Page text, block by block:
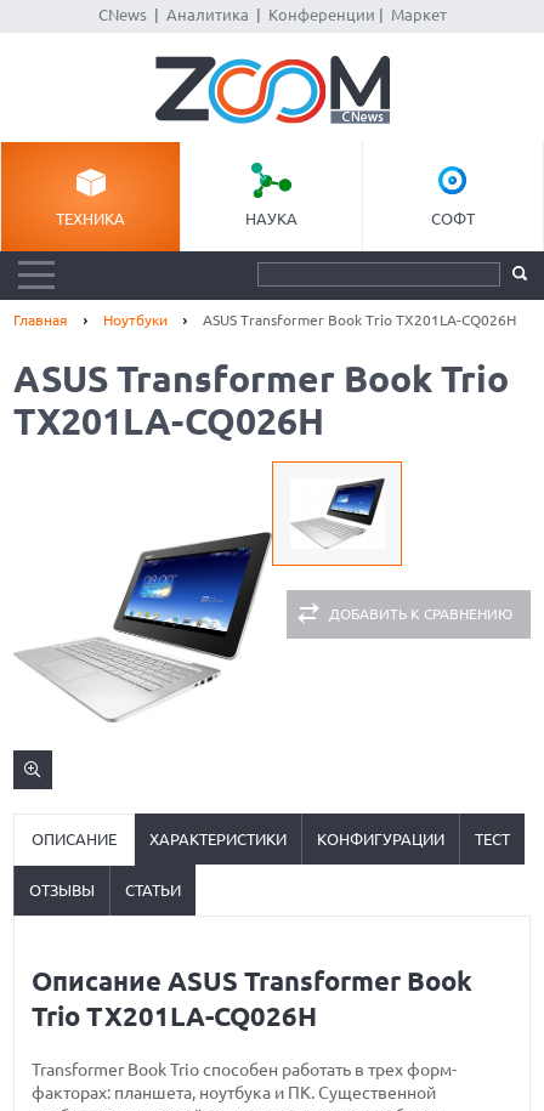
CNews| Аналитика Конференции Маркет
ТЕХНИКА НАУКА СОФТ
Главная Ноутбуки ASUS Transformer Book Trio TX201LA-CQ026H
ASUS Transformer Book Trio
TX201LA-CQ026H
ДОБАВИТЬ К СРАВНЕНИЮ
ОПИСАНИЕ ХАРАКТЕРИСТИКИ КОНФИГУРАЦИИ ТЕСТ
ОТЗЫВЫ СТАТЬИ
Описание ASUS Transformer Book
Trio TX201LA-CQ026H
Transformer Book Trio способен работать в трех форм-
факторах: планшета, ноутбука и ПК. Существенной